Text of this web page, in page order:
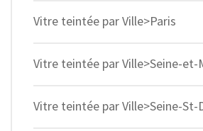
Vitre teintée par Ville>Paris
Vitre teintée par Ville>Seine-et-
Vitre teintée par Ville>Seine-St-